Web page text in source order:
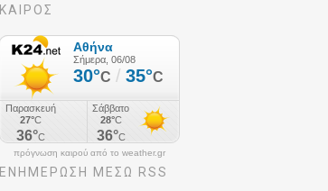
ΚΑΙΡΟΣ
πρόγνωση καιρού από το weather.gr
ΕΝΗΜΈΡΩΣΉ ΜΕΣΩ RSS